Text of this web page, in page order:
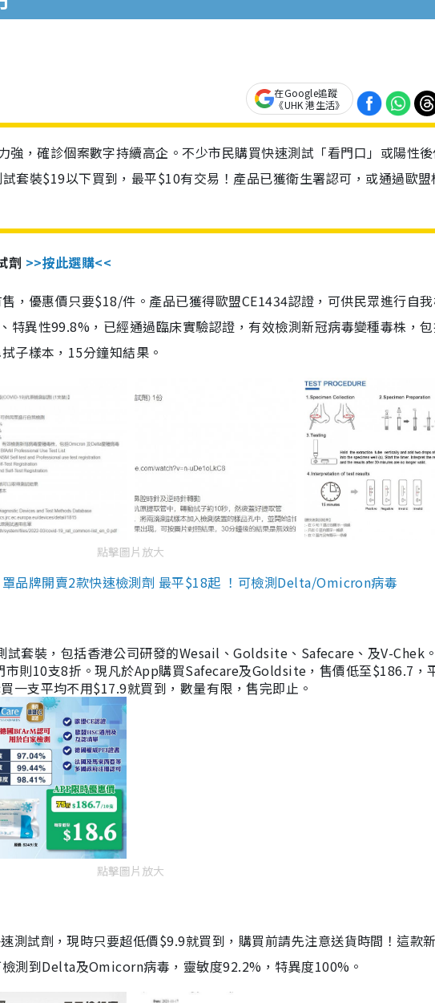
在Google追蹤
《UHK 港生活》
，確診個案數字持續高企。不少市民購買快速測試「看門口」或陽性
套裝$19以下買到，最平$10有交易！產品已獲衛生署認可，或通過歐盟
劑 >>按此選購<<
，優惠價只要$18/件。產品已獲得歐盟CE1434認證，可供民眾進行自
特異性99.8%，已經通過臨床實驗認證，有效檢測新冠病毒變種毒株，
子樣本，15分鐘知結果。
點擊圖片放大
品牌開賣2款快速檢測劑 最平$18起 ！可檢測Delta/Omicron病毒
試套裝，包括香港公司研發的Wesail、Goldsite、Safecare、及V-Chek
市則10支8折。現凡於App購買Safecare及Goldsite，售價低至$186.7，
一支平均不用$17.9就買到，數量有限，售完即止。
點擊圖片放大
測試劑，現時只要超低價$9.9就買到，購買前請先注意送貨時間！這款
測到Delta及Omicorn病毒，靈敏度92.2%，特異度100%。